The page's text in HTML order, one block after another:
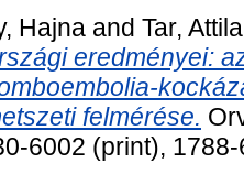
Hajna and Tar, Attila
eredményei:
felmérése.
6002 (print),